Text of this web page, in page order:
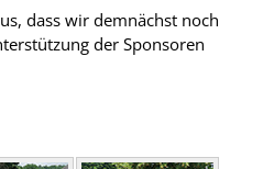
dass wir demnächst noch
der Sponsoren